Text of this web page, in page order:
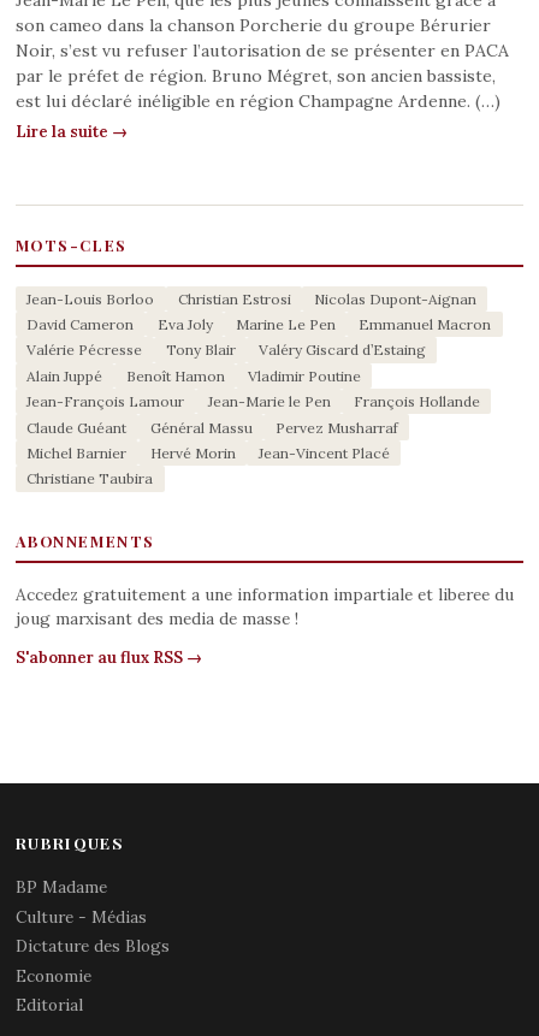
son cameo dans la chanson Porcherie du groupe Bérurier
Noir, s’est vu refuser l’autorisation de se présenter en PACA
par le préfet de région. Bruno Mégret, son ancien bassiste,
est lui déclaré inéligible en région Champagne Ardenne. (…)
Lire la suite →
MOTS-CLES
Jean-Louis Borloo Christian Estrosi
Nicolas Dupont-Aignan
David Cameron
Eva Joly Marine Le Pen
Emmanuel Macron
Valérie Pécresse
Tony Blair
Valéry Giscard d’Estaing
Alain Juppé
Benoît Hamon
Vladimir Poutine
Jean-François Lamour
Jean-Marie le Pen
François Hollande
Claude Guéant
Général Massu
Pervez Musharraf
Michel Barnier
Hervé Morin
Jean-Vincent Placé
Christiane Taubira
ABONNEMENTS
Accedez gratuitement a une information impartiale et liberee du
joug marxisant des media de masse !
S'abonner au flux RSS →
RUBRIQUES
BP Madame
Culture - Médias
Dictature des Blogs
Economie
Editorial